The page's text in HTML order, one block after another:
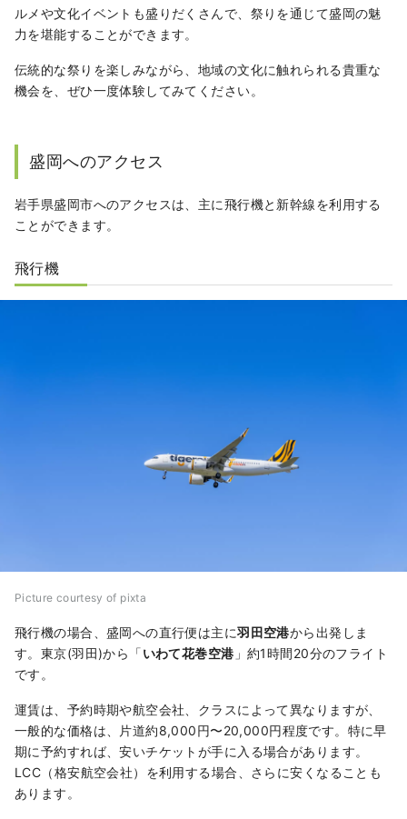
ルメや文化イベントも盛りだくさんで、祭りを通じて盛岡の魅
力を堪能することができます。
伝統的な祭りを楽しみながら、地域の文化に触れられる貴重な
機会を、ぜひ一度体験してみてください。
盛岡へのアクセス
岩手県盛岡市へのアクセスは、主に飛行機と新幹線を利用する
ことができます。
飛行機
Picture courtesy of pixta
飛行機の場合、盛岡への直行便は主に羽田空港から出発しま
す。東京(羽田)から「いわて花巻空港 」約1時間20分のフライト
です。
運賃は、予約時期や航空会社、クラスによって異なりますが、
一般的な価格は、片道約8,000円〜20,000円程度です。特に早
期に予約すれば、安いチケットが手に入る場合があります。
LCC（格安航空会社）を利用する場合、さらに安くなることも
あります。